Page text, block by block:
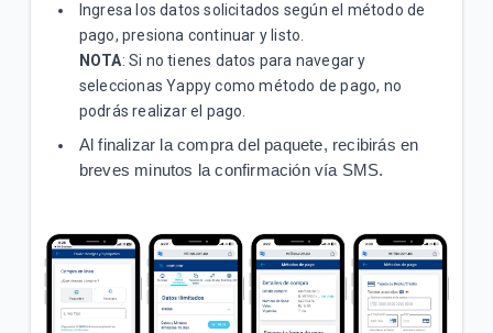
Ingresa los datos solicitados según el método de
pago, presiona continuar y listo.
NOTA: Si no tienes datos para navegar y
seleccionas Yappy como método de pago, no
podrás realizar el pago.
Al finalizar la compra del paquete, recibirás en
breves minutos la confirmación vía SMS.